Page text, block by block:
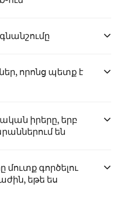
որոնց պետք է
իրերը, երբ
են
մուտք գործելու
եթե ես